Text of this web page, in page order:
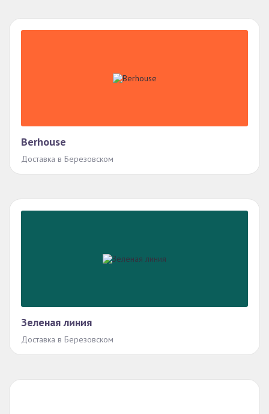
Berhouse
Доставка в Березовском
Зеленая линия
Доставка в Березовском